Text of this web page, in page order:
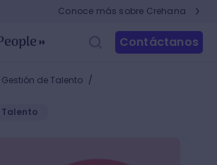
Conoce más sobre Crehana
Contáctanos
Gestión de Talento /
Talento